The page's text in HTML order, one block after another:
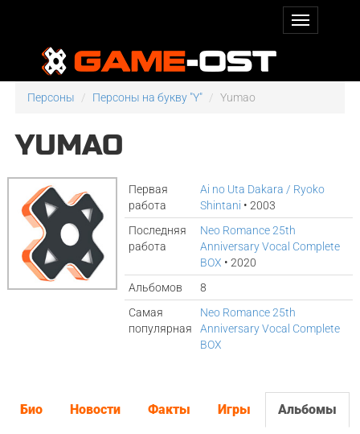
Персоны Персоны на букву "Y" Yumao
YUMAO
Первая
работа
Ai no Uta Dakara / Ryoko
Shintani • 2003
Последняя
работа
Neo Romance 25th
Anniversary Vocal Complete
BOX • 2020
Альбомов
8
Самая
популярная
Neo Romance 25th
Anniversary Vocal Complete
BOX
Био Новости Факты Игры Альбомы